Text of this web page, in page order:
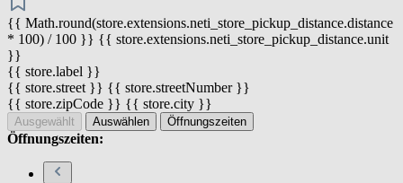
{{ Math.round(store.extensions.neti_store_pickup_distance.distance
* 100) / 100 }} {{ store.extensions.neti_store_pickup_distance.unit
}}
{{ store.label }}
{{ store.street }} {{ store.streetNumber }}
{{ store.zipCode }} {{ store.city }}
Ausgewählt Auswählen Öffnungszeiten
Öffnungszeiten: